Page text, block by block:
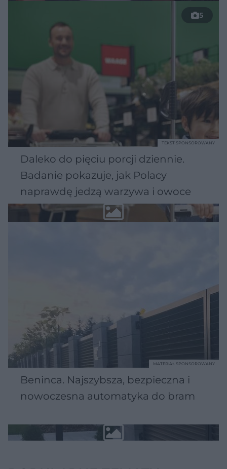
5
Daleko do pięciu porcji dziennie.
Badanie pokazuje, jak Polacy
naprawdę jedzą warzywa i owoce
TEKST SPONSOROWANY
Beninca. Najszybsza, bezpieczna i
nowoczesna automatyka do bram
MATERIAŁ SPONSOROWANY